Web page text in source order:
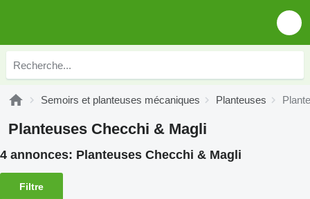
Semoirs et planteuses mécaniques Planteuses
Planteuses Checchi & Magli
4 annonces: Planteuses Checchi & Magli
Filtre